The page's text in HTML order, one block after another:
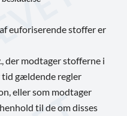
euforiserende stoffer er
der modtager stofferne i
tid gældende regler
eller som modtager
til de om disses